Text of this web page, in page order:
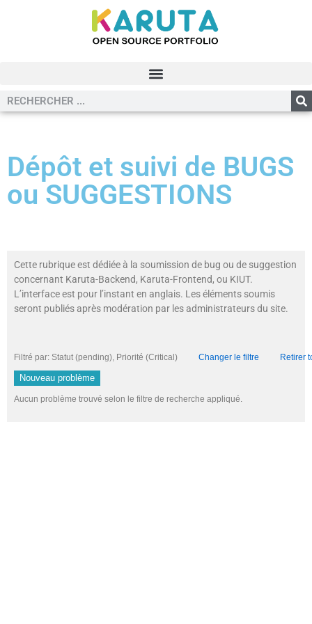
Dépôt et suivi de BUGS
ou SUGGESTIONS
Cette rubrique est dédiée à la soumission de bug ou de suggestion
concernant Karuta-Backend, Karuta-Frontend, ou KIUT.
L’interface est pour l’instant en anglais. Les éléments soumis
seront publiés après modération par les administrateurs du site.
Filtré par: Statut (pending), Priorité (Critical) Changer le filtre Retirer
Nouveau problème
Aucun problème trouvé selon le filtre de recherche appliqué.